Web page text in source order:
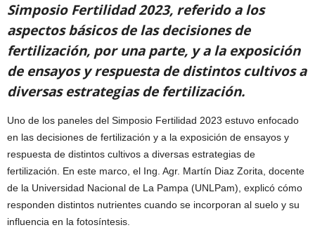
Simposio Fertilidad 2023, referido a los
aspectos básicos de las decisiones de
fertilización, por una parte, y a la exposición
de ensayos y respuesta de distintos cultivos a
diversas estrategias de fertilización.
Uno de los paneles del Simposio Fertilidad 2023 estuvo enfocado
en las decisiones de fertilización y a la exposición de ensayos y
respuesta de distintos cultivos a diversas estrategias de
fertilización. En este marco, el Ing. Agr. Martín Diaz Zorita, docente
de la Universidad Nacional de La Pampa (UNLPam), explicó cómo
responden distintos nutrientes cuando se incorporan al suelo y su
influencia en la fotosíntesis.